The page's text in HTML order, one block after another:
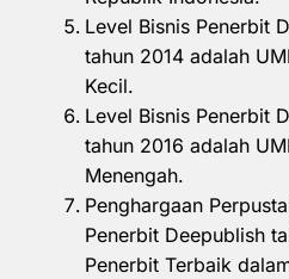
Level Bisnis Penerbit
tahun 2014 adalah
Kecil.
Level Bisnis Penerbit
tahun 2016 adalah
Menengah.
Penghargaan
Penerbit Deepublish
Penerbit Terbaik